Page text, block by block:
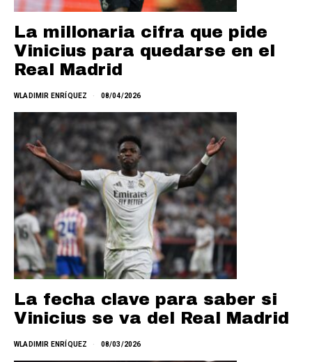
La millonaria cifra que pide
Vinicius para quedarse en el
Real Madrid
WLADIMIR ENRÍQUEZ 08/04/2026
La fecha clave para saber si
Vinicius se va del Real Madrid
WLADIMIR ENRÍQUEZ 08/03/2026